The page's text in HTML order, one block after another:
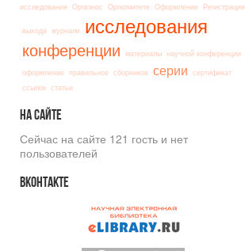
исследования Оргвзнос Оргкомитете Оформление Регистрация
выхода журнале исследования
конференции материалы научной конференции
оформление правильное сборников серии сертификат
ссылок статьи
Насайте
Сейчас на сайте 121 гость и нет
пользователей
Вконтакте